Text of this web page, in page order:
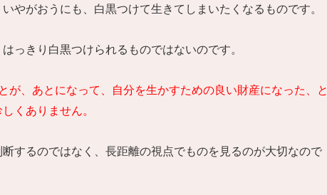
やがおうにも、白黒つけて生きてしまいたくなるものです。
っきり白黒つけられるものではないのです。
が、あとになって、自分を生かすための良い財産になった、と
くありません。
するのではなく、長距離の視点でものを見るのが大切なので